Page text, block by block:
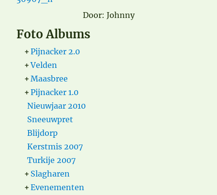
Door: Johnny
Foto Albums
+ Pijnacker 2.0
+ Velden
+ Maasbree
+ Pijnacker 1.0
Nieuwjaar 2010
Sneeuwpret
Blijdorp
Kerstmis 2007
Turkije 2007
+ Slagharen
+ Evenementen